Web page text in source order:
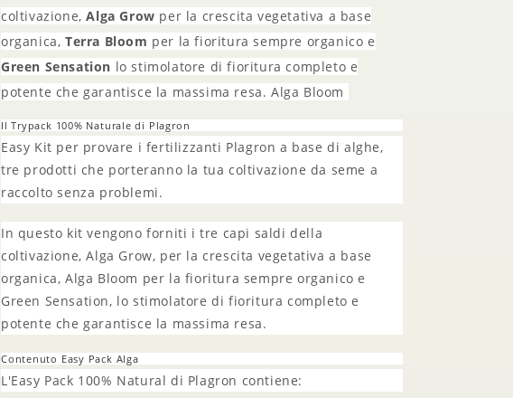
coltivazione,Alga Grow per la crescita vegetativa a base
organica, Terra Bloom per la fioritura sempre organico e
Green Sensation lo stimolatore di fioritura completo e
potente che garantisce la massima resa. Alga Bloom
Il Trypack 100% Naturale di Plagron
Easy Kit per provare i fertilizzanti Plagron a base di alghe,
tre prodotti che porteranno la tua coltivazione da seme a
raccolto senza problemi.
In questo kit vengono forniti i tre capi saldi della
coltivazione, Alga Grow, per la crescita vegetativa a base
organica, Alga Bloom per la fioritura sempre organico e
Green Sensation, lo stimolatore di fioritura completo e
potente che garantisce la massima resa.
Contenuto Easy Pack Alga
L'Easy Pack 100% Natural di Plagron contiene: